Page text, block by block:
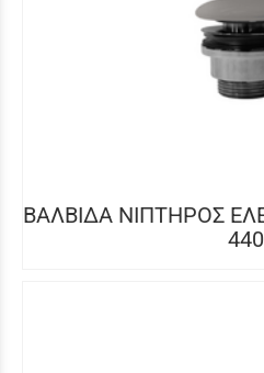
ΒΑΛΒΙΔΑ ΝΙΠΤΗΡΟΣ
440